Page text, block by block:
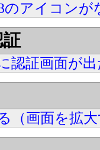
のアイコンが
認証画面が
（画面を拡